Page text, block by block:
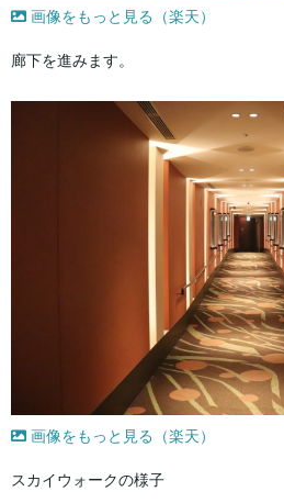
画像をもっと見る（楽天）
廊下を進みます。
画像をもっと見る（楽天）
スカイウォークの様子